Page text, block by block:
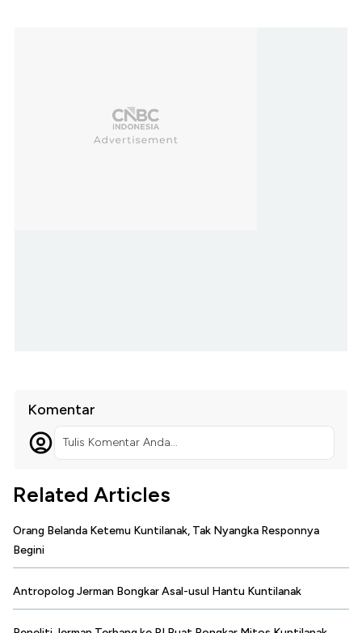
Komentar
Tulis Komentar Anda...
Related Articles
Orang Belanda Ketemu Kuntilanak, Tak Nyangka Responnya
Begini
Antropolog Jerman Bongkar Asal-usul Hantu Kuntilanak